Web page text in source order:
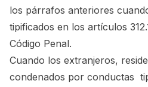
los párrafos anteriores
tipificados en los artículos
Código Penal.
Cuando los extranjeros,
condenados por conductas